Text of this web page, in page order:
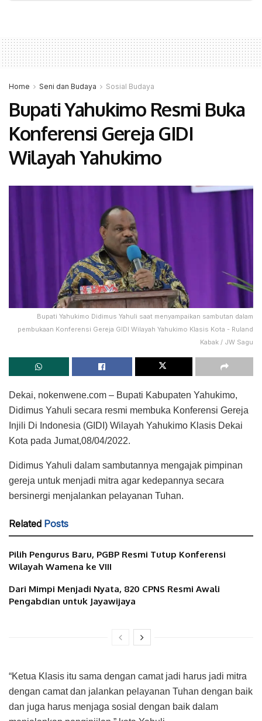
Home Seni dan Budaya Sosial Budaya
Bupati Yahukimo Resmi Buka
Konferensi Gereja GIDI
Wilayah Yahukimo
Bupati Yahukimo Didimus Yahuli saat menyampaikan sambutan dalam
pembukaan Konferensi Gereja GIDI Wilayah Yahukimo Klasis Kota - Ruland
Kabak / JW Sagu
Dekai, nokenwene.com – Bupati Kabupaten Yahukimo,
Didimus Yahuli secara resmi membuka Konferensi Gereja
Injili Di Indonesia (GIDI) Wilayah Yahukimo Klasis Dekai
Kota pada Jumat,08/04/2022.
Didimus Yahuli dalam sambutannya mengajak pimpinan
gereja untuk menjadi mitra agar kedepannya secara
bersinergi menjalankan pelayanan Tuhan.
Related Posts
Pilih Pengurus Baru, PGBP Resmi Tutup Konferensi
Wilayah Wamena ke VIII
Dari Mimpi Menjadi Nyata, 820 CPNS Resmi Awali
Pengabdian untuk Jayawijaya
“Ketua Klasis itu sama dengan camat jadi harus jadi mitra
dengan camat dan jalankan pelayanan Tuhan dengan baik
dan juga harus menjaga sosial dengan baik dalam